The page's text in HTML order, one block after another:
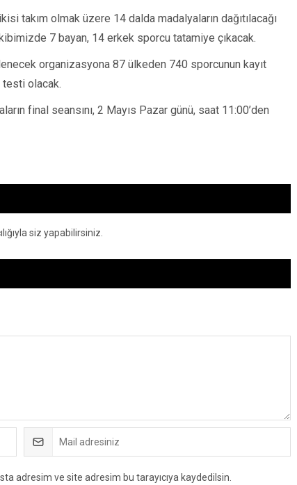
takım olmak üzere 14 dalda madalyaların dağıtılacağı
7 bayan, 14 erkek sporcu tatamiye çıkacak.
organizasyona 87 ülkeden 740 sporcunun kayıt
testi olacak.
final seansını, 2 Mayıs Pazar günü, saat 11:00’den
siz yapabilirsiniz.
adresim ve site adresim bu tarayıcıya kaydedilsin.